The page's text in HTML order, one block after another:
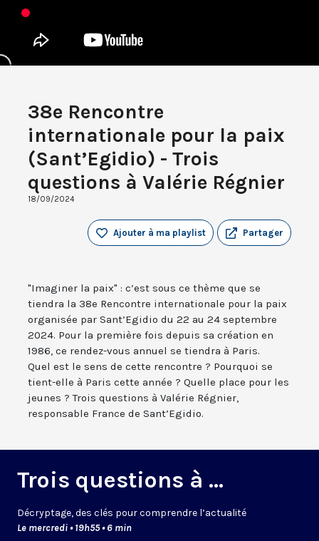
38e Rencontre
internationale pour la paix
(Sant’Egidio) - Trois
questions à Valérie Régnier
18/09/2024
Partager
Ajouter à ma playlist
"Imaginer la paix" : c’est sous ce thème que se
tiendra la 38e Rencontre internationale pour la paix
organisée par Sant’Egidio du 22 au 24 septembre
2024. Pour la première fois depuis sa création en
1986, ce rendez-vous annuel se tiendra à Paris.
Quel est le sens de cette rencontre ? Pourquoi se
tient-elle à Paris cette année ? Quelle place pour les
jeunes ? Trois questions à Valérie Régnier,
responsable France de Sant’Egidio.
Trois questions à ...
Décryptage, des clés pour comprendre l’actualité
Le mercredi • 19h55 • 6 min